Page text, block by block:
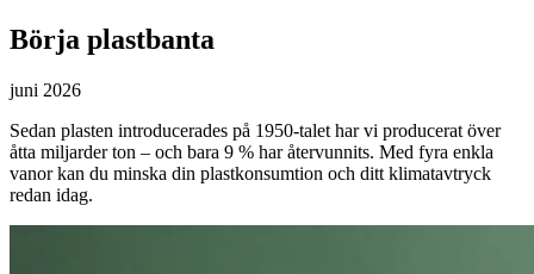
Börja plastbanta
juni 2026
Sedan plasten introducerades på 1950-talet har vi producerat över
åtta miljarder ton – och bara 9 % har återvunnits. Med fyra enkla
vanor kan du minska din plastkonsumtion och ditt klimatavtryck
redan idag.